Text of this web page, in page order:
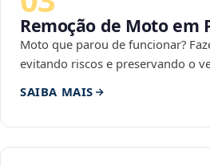
Remoção de Moto em
Moto que parou de funcionar?
evitando riscos e preservando o
SAIBA MAIS